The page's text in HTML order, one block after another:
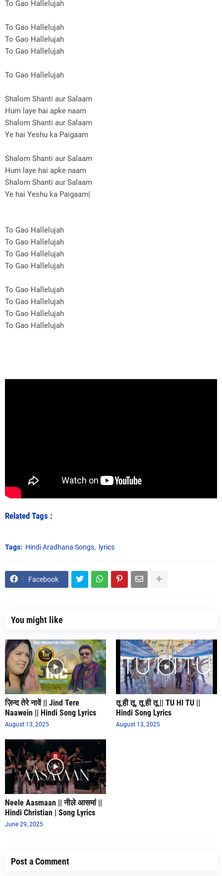
To Gao Hallelujah
To Gao Hallelujah
To Gao Hallelujah
To Gao Hallelujah
To Gao Hallelujah
Shalom Shanti aur Salaam
Hum laye hai apke naam
Shalom Shanti aur Salaam
Ye hai Yeshu ka Paigaam
Shalom Shanti aur Salaam
Hum laye hai apke naam
Shalom Shanti aur Salaam
Ye hai Yeshu ka Paigaam|
To Gao Hallelujah
To Gao Hallelujah
To Gao Hallelujah
To Gao Hallelujah
To Gao Hallelujah
To Gao Hallelujah
To Gao Hallelujah
To Gao Hallelujah
Related Tags :
Tags: Hindi Aradhana Songs lyrics
Facebook
You might like
ज़िन्द तेरे नावें || Jind Tere
Naawein || Hindi Song Lyrics
August 13, 2025
तू ही तू, तू ही तू || TU HI TU ||
Hindi Song Lyrics
August 13, 2025
Neele Aasmaan || नीले आसमां ||
Hindi Christian | Song Lyrics
June 29, 2025
Post a Comment